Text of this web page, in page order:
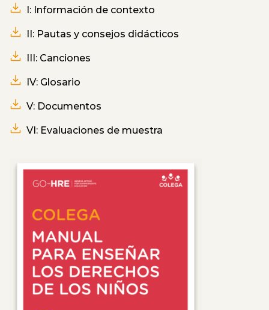
I: Información de contexto
II: Pautas y consejos didácticos
III: Canciones
IV: Glosario
V: Documentos
VI: Evaluaciones de muestra